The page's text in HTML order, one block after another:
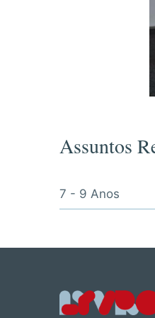
Assuntos
7 - 9 Anos